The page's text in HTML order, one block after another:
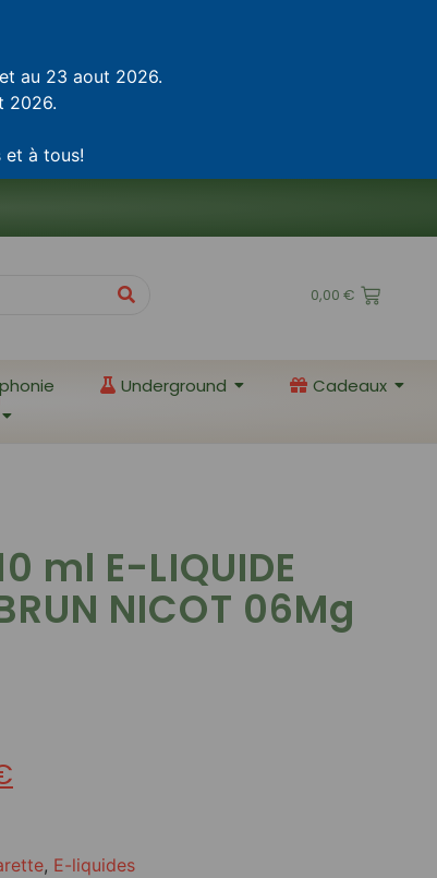
au 23 aout 2026.
2026.
et à tous!
0,00 €
Underground Cadeaux
ml E-LIQUIDE
NICOT 06Mg
, E-liquides